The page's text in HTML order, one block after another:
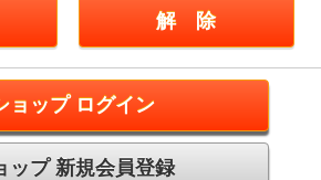
ョップ ログイン
ップ 新規会員登録